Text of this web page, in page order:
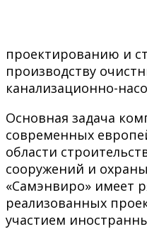
проектированию и
производству
канализационно-
Основная задача
современных
области
сооружений и
«Самэнвиро» имеет
реализованных
участием